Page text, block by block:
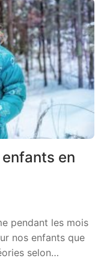
en
pendant les mois
nos enfants que
selon…